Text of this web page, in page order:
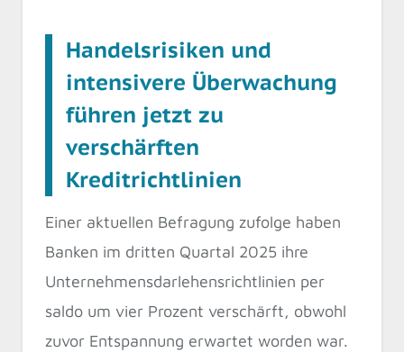
Handelsrisiken und
intensivere Überwachung
führen jetzt zu
verschärften
Kreditrichtlinien
Einer aktuellen Befragung zufolge haben
Banken im dritten Quartal 2025 ihre
Unternehmensdarlehensrichtlinien per
saldo um vier Prozent verschärft, obwohl
zuvor Entspannung erwartet worden war.